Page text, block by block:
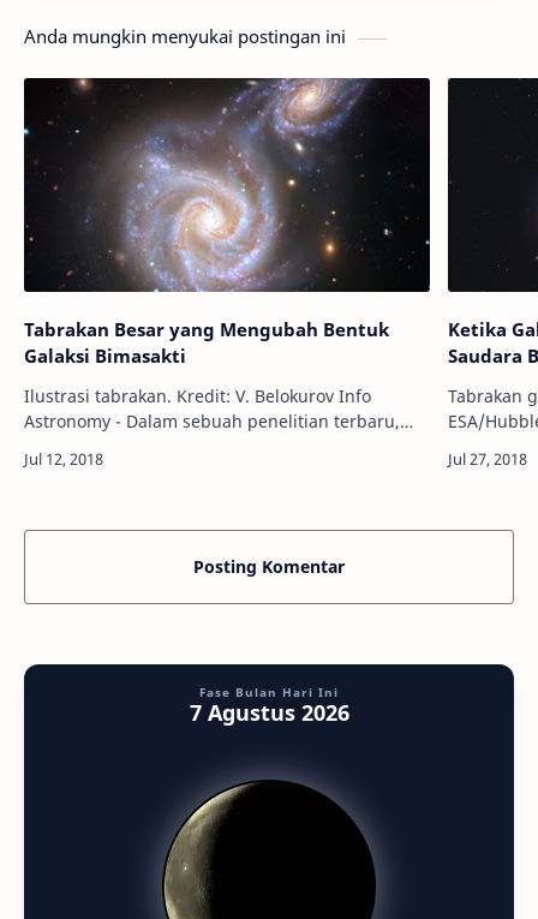
Anda mungkin menyukai postingan ini
Tabrakan Besar yang Mengubah Bentuk
Galaksi Bimasakti
Ilustrasi tabrakan. Kredit: V. Belokurov Info
Astronomy - Dalam sebuah penelitian terbaru,
menemukan bahwa pernah ada tabrakan …
Ketika
Saudara
Tabrakan
ESA/Hubble, NASA
galaksi
Posting Komentar
Fase Bulan Hari Ini
7 Agustus 2026